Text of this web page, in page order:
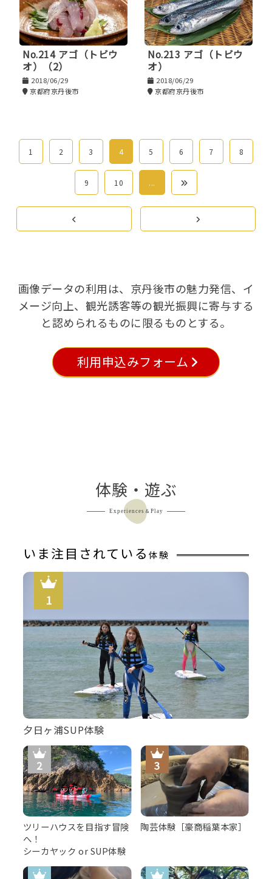
No.214 アゴ（トビウ
オ）（2）
2018/06/29
京都府京丹後市
No.213 アゴ（トビウ
オ）
2018/06/29
京都府京丹後市
1 2 3 4 5 6 7 8
9 10 ...
画像データの利用は、京丹後市の魅力発信、イ
メージ向上、観光誘客等の観光振興に寄与する
と認められるものに限るものとする。
利用申込みフォーム
体験・遊ぶ
Experiences＆Play
いま注目されている 体験
夕日ヶ浦SUP体験
ツリーハウスを目指す冒険
へ！
シーカヤック or SUP体験
陶芸体験［豪商稲葉本家］